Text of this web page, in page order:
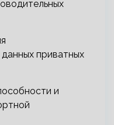
приватных
и